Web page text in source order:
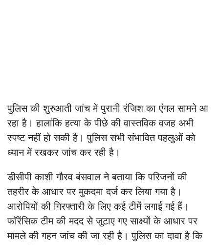
पुलिस की शुरुआती जांच में पुरानी रंजिश का एंगल सामने आ
रहा है। हालांकि हत्या के पीछे की वास्तविक वजह अभी
स्पष्ट नहीं हो सकी है। पुलिस सभी संभावित पहलुओं को
ध्यान में रखकर जांच कर रही है।
डीसीपी काशी गौरव बंसवाल ने बताया कि परिजनों की
तहरीर के आधार पर मुकदमा दर्ज कर लिया गया है।
आरोपियों की गिरफ्तारी के लिए कई टीमें लगाई गई हैं।
फॉरेंसिक टीम की मदद से जुटाए गए साक्ष्यों के आधार पर
मामले की गहन जांच की जा रही है। पुलिस का दावा है कि